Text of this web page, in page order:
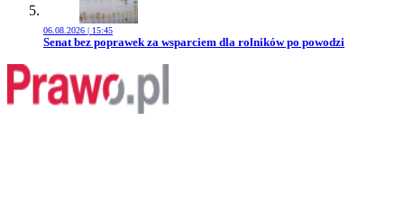
06.08.2026 | 15:45
Przejdź do artykułu:
Senat bez poprawek za wsparciem dla rolników po powodzi